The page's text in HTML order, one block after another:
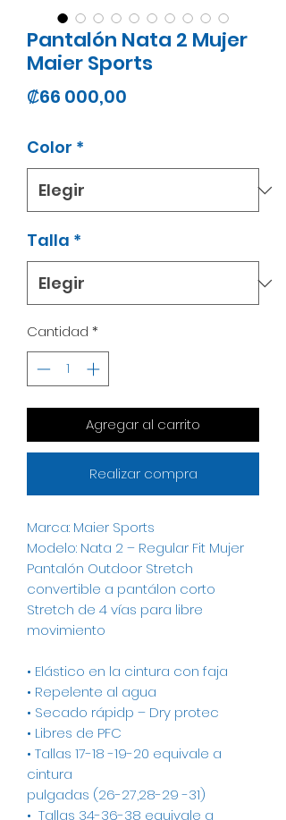
Pantalón Nata 2 Mujer
Maier Sports
₡66 000,00
Color *
Talla *
Cantidad *
Agregar al carrito
Realizar compra
Marca: Maier Sports
Modelo: Nata 2 – Regular Fit Mujer
Pantalón Outdoor Stretch
convertible a pantálon corto
Stretch de 4 vías para libre
movimiento
• Elástico en la cintura con faja
• Repelente al agua
• Secado rápidp – Dry protec
• Libres de PFC
• Tallas 17-18 -19-20 equivale a
cintura
pulgadas (26-27,28-29 -31)
• Tallas 34-36-38 equivale a